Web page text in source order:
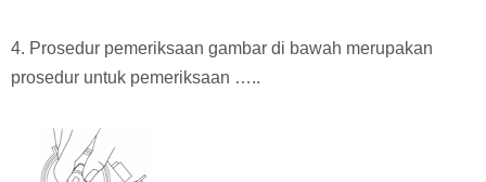
4. Prosedur pemeriksaan gambar di bawah merupakan
prosedur untuk pemeriksaan …..